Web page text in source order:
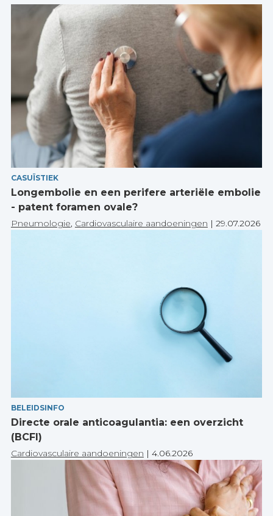
CASUÏSTIEK
Longembolie en een perifere arteriële embolie
- patent foramen ovale?
Pneumologie, Cardiovasculaire aandoeningen | 29.07.2026
BELEIDSINFO
Directe orale anticoagulantia: een overzicht
(BCFI)
Cardiovasculaire aandoeningen | 4.06.2026